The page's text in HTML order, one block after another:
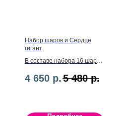
Набор шаров и Сердце
гигант
В составе набора 16 шаров
см ,грузики,ленты
4 650 р.5 480 р.